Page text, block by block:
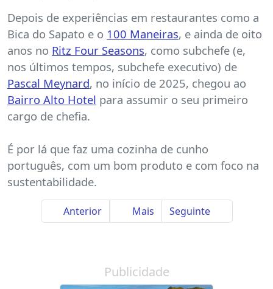
Depois de experiências em restaurantes como a
Bica do Sapato e o 100 Maneiras, e ainda de oito
anos no Ritz Four Seasons, como subchefe (e,
nos últimos tempos, subchefe executivo) de
Pascal Meynard, no início de 2025, chegou ao
Bairro Alto Hotel para assumir o seu primeiro
cargo de chefia.
É por lá que faz uma cozinha de cunho
português, com um bom produto e com foco na
sustentabilidade.
Anterior Mais Seguinte
Publicidade